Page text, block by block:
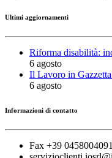
Ultimi aggiornamenti
Riforma disabilità:
6 agosto
Il Lavoro in
6 agosto
Informazioni di contatto
Fax +39 0458004091